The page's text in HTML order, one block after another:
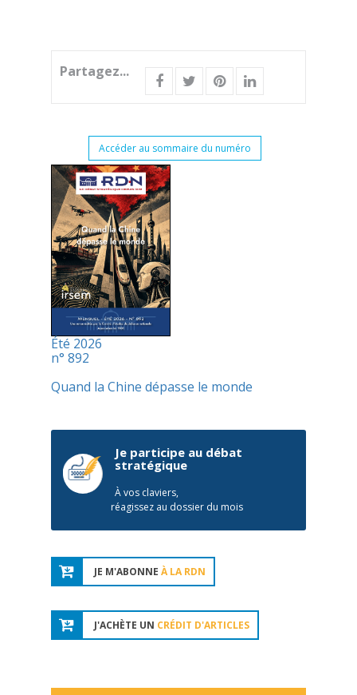
Partagez...
Accéder au sommaire du numéro
Été 2026
n° 892
Quand la Chine dépasse le monde
Je participe au débat
stratégique
À vos claviers,
réagissez au dossier du mois
JE M'ABONNE À LA RDN
J'ACHÈTE UN CRÉDIT D'ARTICLES